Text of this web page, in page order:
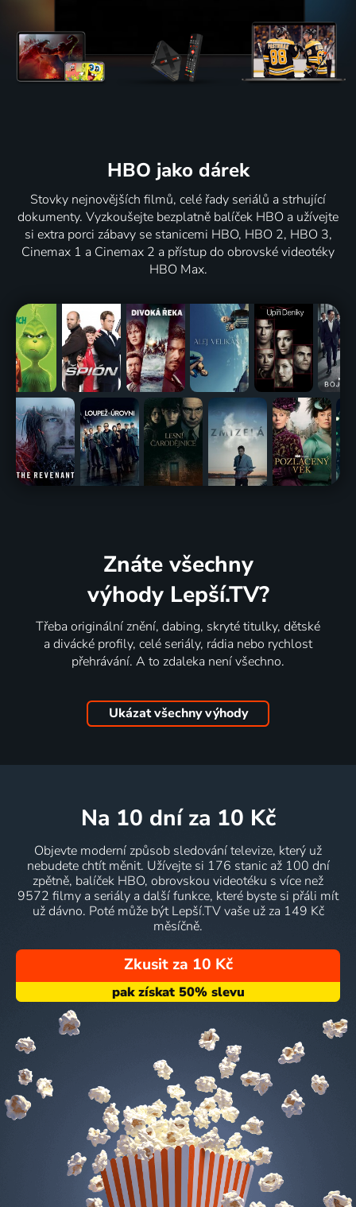
HBO jako dárek
Stovky nejnovějších filmů, celé řady seriálů a strhující
dokumenty. Vyzkoušejte bezplatně balíček HBO a užívejte
si extra porci zábavy se stanicemi HBO, HBO 2, HBO 3,
Cinemax 1 a Cinemax 2 a přístup do obrovské videotéky
HBO Max.
Znáte všechny
výhody Lepší.TV?
Třeba originální znění, dabing, skryté titulky, dětské
a divácké profily, celé seriály, rádia nebo rychlost
přehrávání. A to zdaleka není všechno.
Ukázat všechny výhody
na 10 dní za 10 Kč
Objevte moderní způsob sledování televize, který už
nebudete chtít měnit. Užívejte si 176 stanic až 100 dní
zpětně, balíček HBO, obrovskou videotéku s více než
9572 filmy a seriály a další funkce, které byste si přáli mít
už dávno. Poté může být Lepší.TV vaše už za 149 Kč
měsíčně.
Zkusit za 10 Kč